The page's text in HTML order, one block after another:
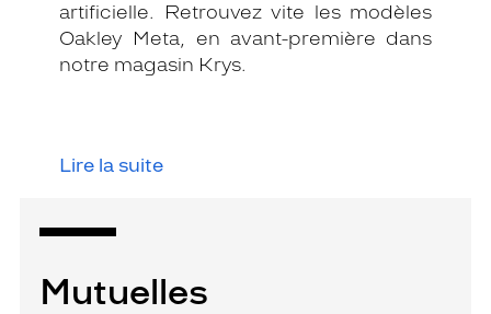
artificielle. Retrouvez vite les modèles
Oakley Meta, en avant-première dans
notre magasin Krys.
Lire la suite
Mutuelles